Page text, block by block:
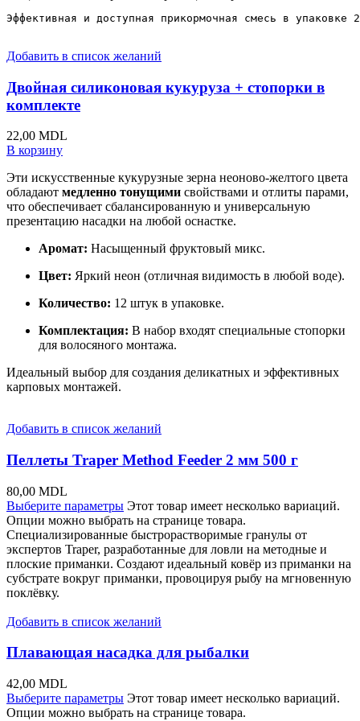
Эффективная и доступная прикормочная смесь в
Добавить в список желаний
Двойная силиконовая кукуруза + стопорки в
комплекте
22,00 MDL
В корзину
Эти искусственные кукурузные зерна неоново-желтого цвета
обладают медленно тонущими свойствами и отлиты парами,
что обеспечивает сбалансированную и универсальную
презентацию насадки на любой оснастке.
Аромат: Насыщенный фруктовый микс.
Цвет: Яркий неон (отличная видимость в любой воде).
Количество: 12 штук в упаковке.
Комплектация: В набор входят специальные стопорки
для волосяного монтажа.
Идеальный выбор для создания деликатных и эффективных
карповых монтажей.
Добавить в список желаний
Пеллеты Traper Method Feeder 2 мм 500 г
80,00 MDL
Выберите параметры Этот товар имеет несколько вариаций.
Опции можно выбрать на странице товара.
Специализированные быстрорастворимые гранулы от
экспертов Traper, разработанные для ловли на методные и
плоские приманки. Создают идеальный ковёр из приманки на
субстрате вокруг приманки, провоцируя рыбу на мгновенную
поклёвку.
Добавить в список желаний
Плавающая насадка для рыбалки
42,00 MDL
Выберите параметры Этот товар имеет несколько вариаций.
Опции можно выбрать на странице товара.